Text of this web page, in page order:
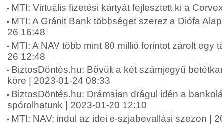
MTI: Virtuális fizetési kártyát fejlesztett ki a
MTI: A Gránit Bank többséget szerez a Diófa
26 16:48
MTI: A NAV több mint 80 millió forintot zárolt egy
26 12:48
BiztosDöntés.hu: Bővült a két számjegyű
köre | 2023-01-24 08:33
BiztosDöntés.hu: Drámaian drágul idén a
spórolhatunk | 2023-01-20 12:10
MTI: NAV: indul az idei e-szjabevallási szezon |